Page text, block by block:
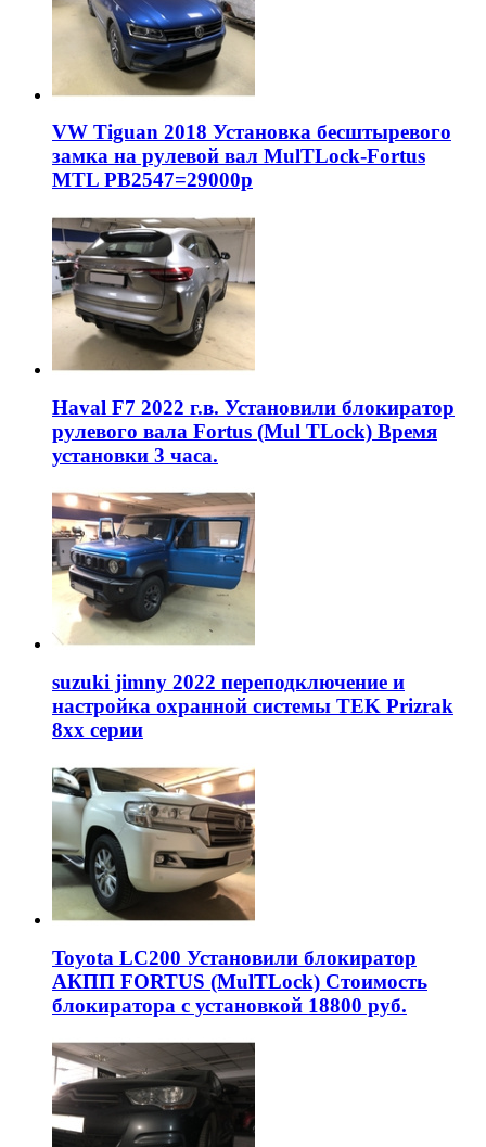
VW Tiguan 2018 Установка бесштыревого
замка на рулевой вал MulTLock-Fortus
MTL РВ2547=29000р
Haval F7 2022 г.в. Установили блокиратор
рулевого вала Fortus (Mul TLock) Время
установки 3 часа.
suzuki jimny 2022 переподключение и
настройка охранной системы TEK Prizrak
8xx серии
Toyota LC200 Установили блокиратор
АКПП FORTUS (MulTLock) Стоимость
блокиратора с установкой 18800 руб.